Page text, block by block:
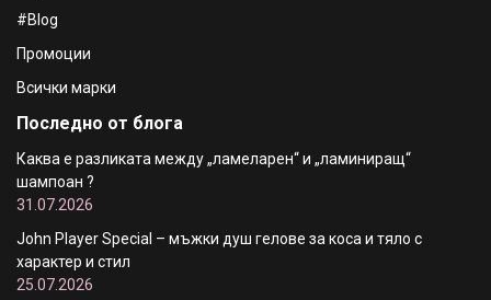
#Blog
Промоции
Всички марки
Последно от блога
Каква е разликата между „ламеларен“ и „ламиниращ“
шампоан ?
31.07.2026
John Player Special – мъжки душ гелове за коса и тяло с
характер и стил
25.07.2026